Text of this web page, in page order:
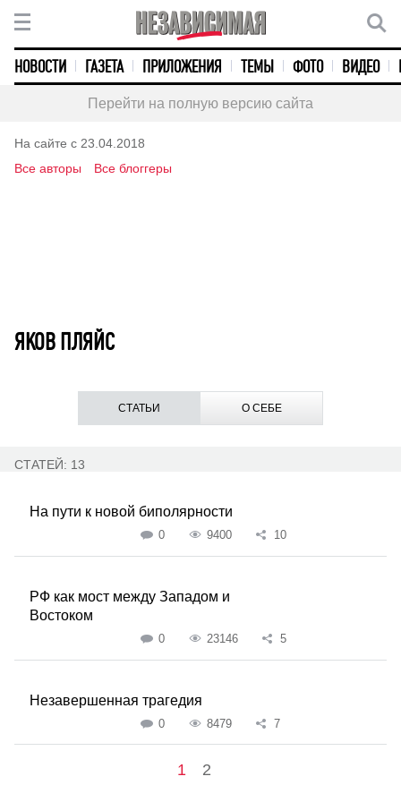
НОВОСТИ ГАЗЕТА ПРИЛОЖЕНИЯ ТЕМЫ ФОТО ВИДЕО
Перейти на полную версию сайта
На сайте с 23.04.2018
Все авторы
Все блоггеры
ЯКОВ ПЛЯЙС
СТАТЬИ О СЕБЕ
СТАТЕЙ: 13
На пути к новой биполярности
0 9400 10
РФ как мост между Западом и
Востоком
0 23146 5
Незавершенная трагедия
0 8479 7
1 2